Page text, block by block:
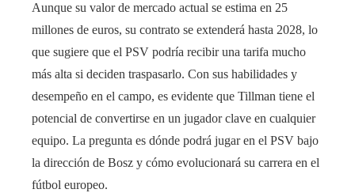
Aunque su valor de mercado actual se estima en 25
millones de euros, su contrato se extenderá hasta 2028, lo
que sugiere que el PSV podría recibir una tarifa mucho
más alta si deciden traspasarlo. Con sus habilidades y
desempeño en el campo, es evidente que Tillman tiene el
potencial de convertirse en un jugador clave en cualquier
equipo. La pregunta es dónde podrá jugar en el PSV bajo
la dirección de Bosz y cómo evolucionará su carrera en el
fútbol europeo.